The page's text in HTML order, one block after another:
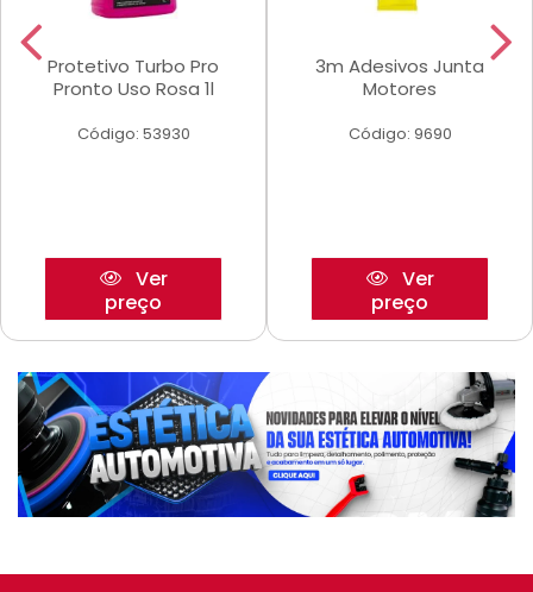
Protetivo Turbo Pro
Pronto Uso Rosa 1l
Código: 53930
Ver
preço
3m Adesivos Junta
Motores
Código: 9690
Ver
preço